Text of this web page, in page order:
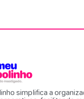
simplifica a